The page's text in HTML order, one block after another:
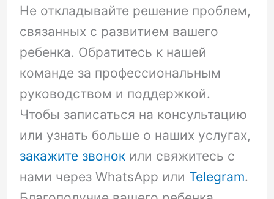
Не откладывайте решение проблем,
связанных с развитием вашего
ребенка. Обратитесь к нашей
команде за профессиональным
руководством и поддержкой.
Чтобы записаться на консультацию
или узнать больше о наших услугах,
закажите звонок или свяжитесь с
нами через WhatsApp или Telegram.